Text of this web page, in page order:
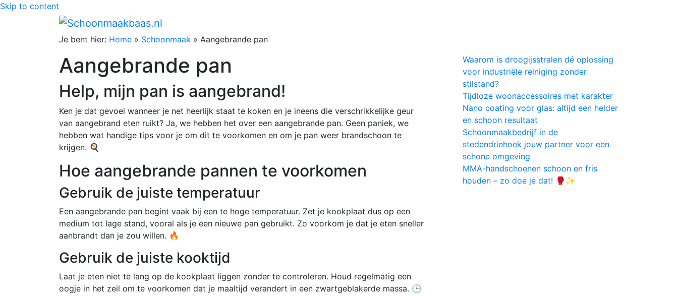
Skip to content
Je bent hier: Home » Schoonmaak » Aangebrande pan
Aangebrande pan
Help, mijn pan is aangebrand!
Ken je dat gevoel wanneer je net heerlijk staat te koken en je ineens die verschrikkelijke geur
van aangebrand eten ruikt? Ja, we hebben het over een aangebrande pan. Geen paniek, we
hebben wat handige tips voor je om dit te voorkomen en om je pan weer brandschoon te
krijgen. 🍳
Hoe aangebrande pannen te voorkomen
Gebruik de juiste temperatuur
Een aangebrande pan begint vaak bij een te hoge temperatuur. Zet je kookplaat dus op een
medium tot lage stand, vooral als je een nieuwe pan gebruikt. Zo voorkom je dat je eten sneller
aanbrandt dan je zou willen. 🔥
Gebruik de juiste kooktijd
Laat je eten niet te lang op de kookplaat liggen zonder te controleren. Houd regelmatig een
oogje in het zeil om te voorkomen dat je maaltijd verandert in een zwartgeblakerde massa. 🕒
Waarom is droogijsstralen dé oplossing
voor industriële reiniging zonder
stilstand?
Tijdloze woonaccessoires met karakter
Nano coating voor glas: altijd een helder
en schoon resultaat
Schoonmaakbedrijf in de
stedendriehoek jouw partner voor een
schone omgeving
MMA-handschoenen schoon en fris
houden – zo doe je dat! 🥊✨